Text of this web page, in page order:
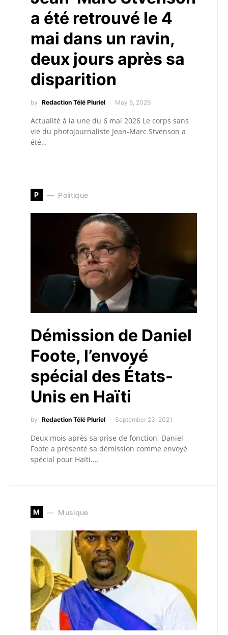
a été retrouvé le 4
mai dans un ravin,
deux jours après sa
disparition
by Redaction Télé Pluriel May 6, 2026
Actualité à la une du 6 mai 2026 Le corps sans
vie du photojournaliste Jean-Marc Stvenson a
été…
P Politique
Démission de Daniel
Foote, l’envoyé
spécial des États-
Unis en Haïti
by Redaction Télé Pluriel September 23, 2021
Deux mois après sa prise de fonction, Daniel
Foote a présenté sa démission comme envoyé
spécial pour Haïti.…
M Musique